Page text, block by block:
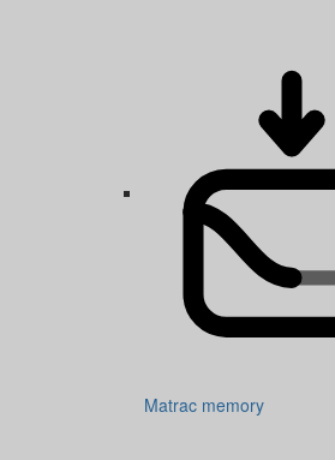
Matrac memory